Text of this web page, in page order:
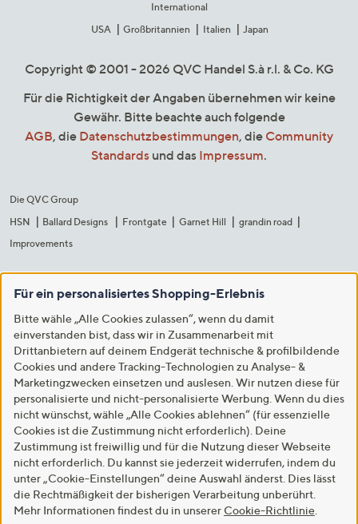
International
USA
Großbritannien Italien Japan
Copyright © 2001 - 2026 QVC Handel S.à r.l. & Co. KG
Für die Richtigkeit der Angaben übernehmen wir keine
Gewähr. Bitte beachte auch folgende
AGB, die Datenschutzbestimmungen, die Community
Standards und das Impressum.
Die QVC Group
HSN
Ballard Designs Frontgate Garnet Hill
grandin road
Improvements
Für ein personalisiertes Shopping-Erlebnis
Bitte wähle „Alle Cookies zulassen“, wenn du damit
einverstanden bist, dass wir in Zusammenarbeit mit
Drittanbietern auf deinem Endgerät technische & profilbildende
Cookies und andere Tracking-Technologien zu Analyse- &
Marketingzwecken einsetzen und auslesen. Wir nutzen diese für
personalisierte und nicht-personalisierte Werbung. Wenn du dies
nicht wünschst, wähle „Alle Cookies ablehnen“ (für essenzielle
Cookies ist die Zustimmung nicht erforderlich). Deine
Zustimmung ist freiwillig und für die Nutzung dieser Webseite
nicht erforderlich. Du kannst sie jederzeit widerrufen, indem du
unter „Cookie-Einstellungen“ deine Auswahl änderst. Dies lässt
die Rechtmäßigkeit der bisherigen Verarbeitung unberührt.
Mehr Informationen findest du in unserer Cookie-Richtlinie